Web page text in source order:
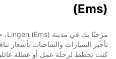
(Ems)
تأجير السيارات والشاحنات بأسعار
كنت تخطط لرحلة عمل أو عطلة عائلية،